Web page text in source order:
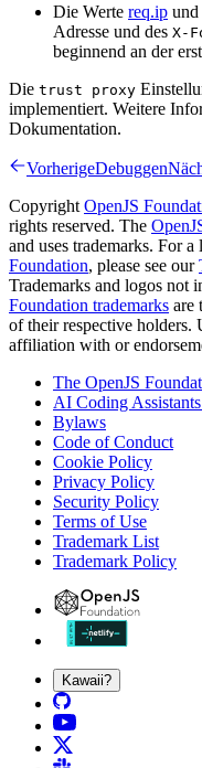
Die Werte req.ip und
Adresse und des X-
beginnend an der
Die trust proxy
implementiert. Weitere
Dokumentation.
VorherigeDebuggen
Copyright OpenJS
rights reserved. The
and uses trademarks. For
Foundation, please see our
Trademarks and logos not
Foundation trademarks are
of their respective holders.
affiliation with or
The OpenJS
AI Coding
Bylaws
Code of Conduct
Cookie Policy
Privacy Policy
Security Policy
Terms of Use
Trademark List
Trademark Policy
Kawaii?